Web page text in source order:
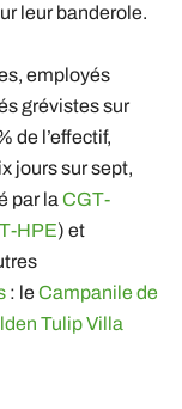
leur banderole.
employés
grévistes sur
de l’effectif,
jours sur sept,
par la CGT-
HPE) et
: leCampanile de
Tulip Villa